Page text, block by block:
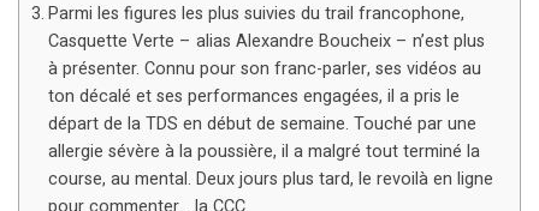
Parmi les figures les plus suivies du trail francophone,
Casquette Verte – alias Alexandre Boucheix – n’est plus
à présenter. Connu pour son franc-parler, ses vidéos au
ton décalé et ses performances engagées, il a pris le
départ de la TDS en début de semaine. Touché par une
allergie sévère à la poussière, il a malgré tout terminé la
course, au mental. Deux jours plus tard, le revoilà en ligne